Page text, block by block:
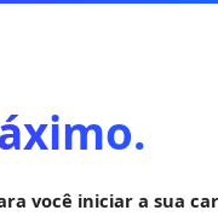
você iniciar a sua